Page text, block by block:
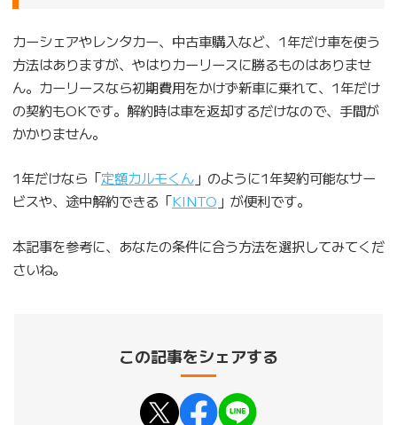
カーシェアやレンタカー、中古車購入など、1年だけ車を使う
方法はありますが、やはりカーリースに勝るものはありませ
ん。カーリースなら初期費用をかけず新車に乗れて、1年だけ
の契約もOKです。解約時は車を返却するだけなので、手間が
かかりません。
1年だけなら「定額カルモくん」のように1年契約可能なサー
ビスや、途中解約できる「KINTO 」が便利です。
本記事を参考に、あなたの条件に合う方法を選択してみてくだ
さいね。
この記事をシェアする